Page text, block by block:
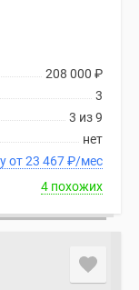
208 000 ₽
3
3 из 9
нет
В ипотеку от 23 467₽/мес
4 похожих